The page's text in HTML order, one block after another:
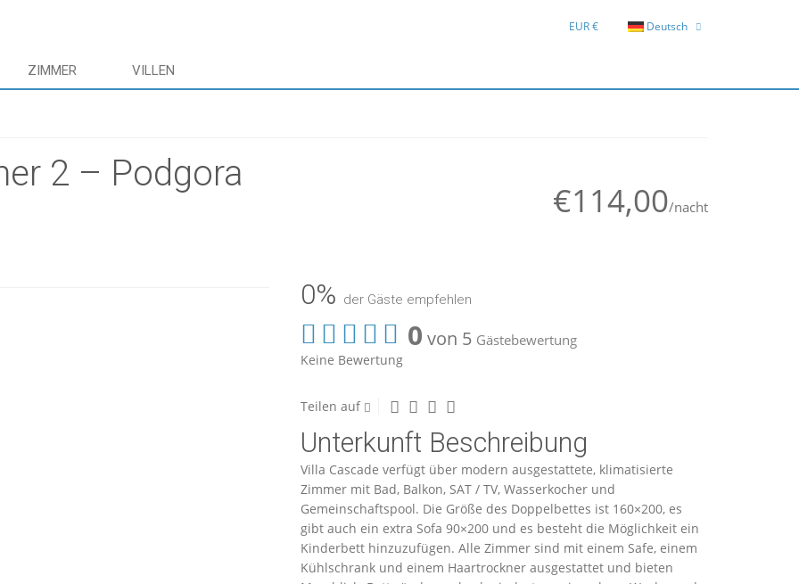
EUR € Deutsch
ZIMMER VILLEN
2 – Podgora
€114,00/nacht
0% der Gäste empfehlen
0 von 5 Gästebewertung
Keine Bewertung
Teilen auf
Unterkunft Beschreibung
Villa Cascade verfügt über modern ausgestattete, klimatisierte
Zimmer mit Bad, Balkon, SAT / TV, Wasserkocher und
Gemeinschaftspool. Die Größe des Doppelbettes ist 160×200, es
gibt auch ein extra Sofa 90×200 und es besteht die Möglichkeit ein
Kinderbett hinzuzufügen. Alle Zimmer sind mit einem Safe, einem
Kühlschrank und einem Haartrockner ausgestattet und bieten